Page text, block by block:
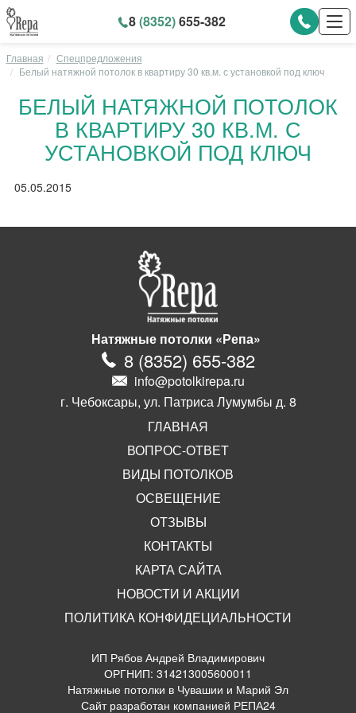
8(8352)655-382
Главная
Спецпредложения
Белый натяжной потолок в квартиру 30 кв.м. с установкой под ключ
БЕЛЫЙ НАТЯЖНОЙ ПОТОЛОК
В КВАРТИРУ 30 КВ.М. С
УСТАНОВКОЙ ПОД КЛЮЧ
05.05.2015
Натяжные потолки «Репа»
8 (8352) 655-382
info@potolkirepa.ru
г. Чебоксары, ул. Патриса Лумумбы д. 8
ГЛАВНАЯ
ВОПРОС-ОТВЕТ
ВИДЫ ПОТОЛКОВ
ОСВЕЩЕНИЕ
ОТЗЫВЫ
КОНТАКТЫ
КАРТА САЙТА
НОВОСТИ И АКЦИИ
ПОЛИТИКА КОНФИДЕЦИАЛЬНОСТИ
ИП Рябов Андрей Владимирович
ОРГНИП: 314213005600011
Натяжные потолки в Чувашии и Марий Эл
Сайт разработан компанией РЕПА24